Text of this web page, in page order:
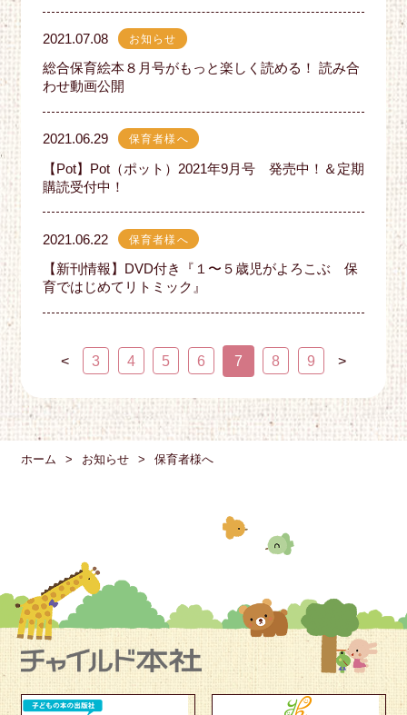
2021.07.08 お知らせ
総合保育絵本８月号がもっと楽しく読める！ 読み合
わせ動画公開
2021.06.29 保育者様へ
【Pot】Pot（ポット）2021年9月号 発売中！＆定期
購読受付中！
2021.06.22 保育者様へ
【新刊情報】DVD付き『１〜５歳児がよろこぶ 保
育ではじめてリトミック』
< 3 4 5 6 7 8 9 >
ホーム お知らせ 保育者様へ